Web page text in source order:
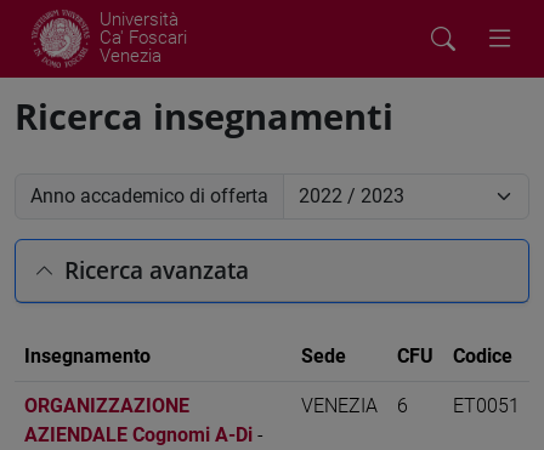
Università
Ca' Foscari
Venezia
Ricerca insegnamenti
Anno accademico di offerta
Ricerca avanzata
Insegnamento Sede CFU Codice
ORGANIZZAZIONE
AZIENDALE Cognomi A-Di -
VENEZIA 6 ET0051